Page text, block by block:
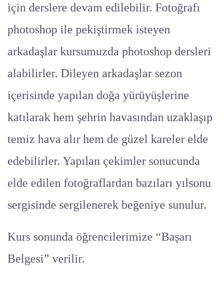
için derslere devam edilebilir. Fotoğrafı
photoshop ile pekiştirmek isteyen
arkadaşlar kursumuzda photoshop dersleri
alabilirler. Dileyen arkadaşlar sezon
içerisinde yapılan doğa yürüyüşlerine
katılarak hem şehrin havasından uzaklaşıp
temiz hava alır hem de güzel kareler elde
edebilirler. Yapılan çekimler sonucunda
elde edilen fotoğraflardan bazıları yılsonu
sergisinde sergilenerek beğeniye sunulur.
Kurs sonunda öğrencilerimize “Başarı
Belgesi” verilir.